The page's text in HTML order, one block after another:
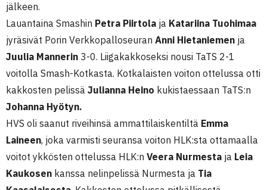
jälkeen.
Lauantaina Smashin Petra Piirtola ja Katariina Tuohimaa
jyräsivät Porin Verkkopalloseuran Anni Hietaniemen ja
Juulia Mannerin 3-0. Liigakakkoseksi nousi TaTS 2-1
voitolla Smash-Kotkasta. Kotkalaisten voiton ottelussa otti
kakkosten pelissä Julianna Heino kukistaessaan TaTS:n
Johanna Hyötyn.
HVS oli saanut riveihinsä ammattilaiskentiltä Emma
Laineen, joka varmisti seuransa voiton HLK:sta ottamaalla
voitot ykkösten ottelussa HLK:n Veera Nurmesta ja Leia
Kaukosen kanssa nelinpelissä Nurmesta ja Tia